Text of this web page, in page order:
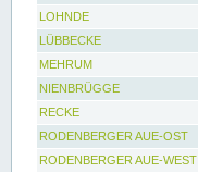
LOHNDE
LÜBBECKE
MEHRUM
NIENBRÜGGE
RECKE
RODENBERGER AUE-OST
RODENBERGER AUE-WEST